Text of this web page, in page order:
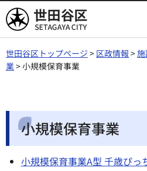
世田谷区
世田谷区トップページ > 区政情報 >
業> 小規模保育事業
小規模保育事業
小規模保育事業A型 千歳ぴっ